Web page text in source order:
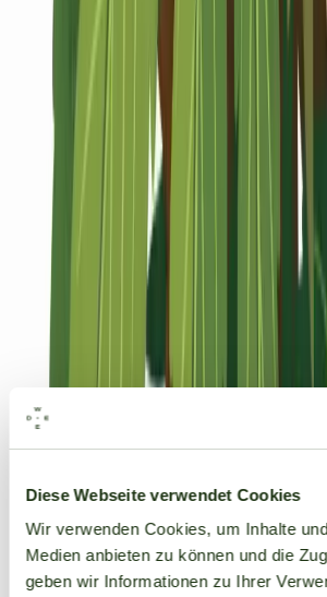
Diese Webseite verwendet Cookies
Wir verwenden Cookies, um Inhalte
Medien anbieten zu können und die
geben wir Informationen zu Ihrer